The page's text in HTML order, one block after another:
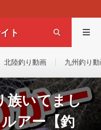
ト
北陸釣り動画 九州釣り
族いてまし
アー【釣